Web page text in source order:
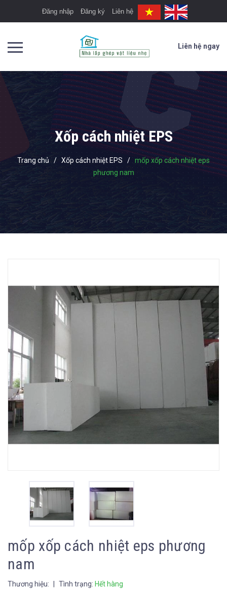
Đăng nhập Đăng ký Liên hệ
Liên hệ ngay
Xốp cách nhiệt EPS
Trang chủ / Xốp cách nhiệt EPS / mốp xốp cách nhiệt eps
phương nam
mốp xốp cách nhiệt eps phương
nam
Thương hiệu: Tình trạng: Hết hàng